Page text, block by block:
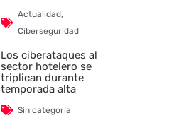
Actualidad,
Ciberseguridad
Los ciberataques al
sector hotelero se
triplican durante
temporada alta
Sin categoría